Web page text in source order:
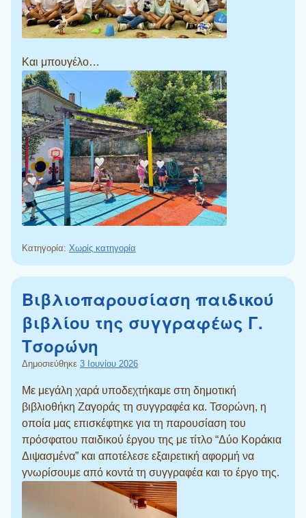
Και μπουγέλο…
Κατηγορία: Χωρίς κατηγορία
Βιβλιοπαρουσίαση παιδικού
βιβλίου της συγγραφέως Γ.
Τσορώνη
Δημοσιεύθηκε 3 Ιουνίου 2026
Με μεγάλη χαρά υποδεχτήκαμε στη δημοτική
βιβλιοθήκη Ζαγοράς τη συγγραφέα κα. Τσορώνη, η
οποία μας επισκέφτηκε για τη παρουσίαση του
πρόσφατου παιδικού έργου της με τίτλο “Δύο Κοράκια
Διψασμένα” και αποτέλεσε εξαιρετική αφορμή να
γνωρίσουμε από κοντά τη συγγραφέα και το έργο της.